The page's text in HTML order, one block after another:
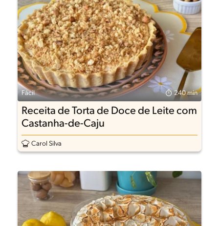
Fácil 240 min
Receita de Torta de Doce de Leite com
Castanha-de-Caju
Carol Silva